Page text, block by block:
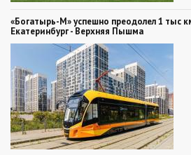
«Богатырь-М» успешно преодолел 1 тыс
Екатеринбург - Верхняя Пышма